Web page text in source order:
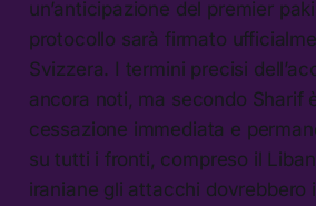
un’anticipazione del premier
protocollo sarà firmato
Svizzera. I termini precisi
ancora noti, ma secondo Sharif
cessazione immediata e
su tutti i fronti, compreso il
iraniane gli attacchi dovrebbero